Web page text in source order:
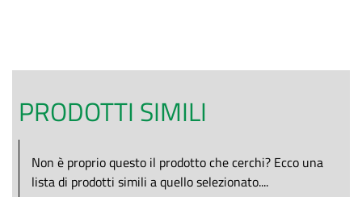
PRODOTTI SIMILI
Non è proprio questo il prodotto che cerchi? Ecco una
lista di prodotti simili a quello selezionato....